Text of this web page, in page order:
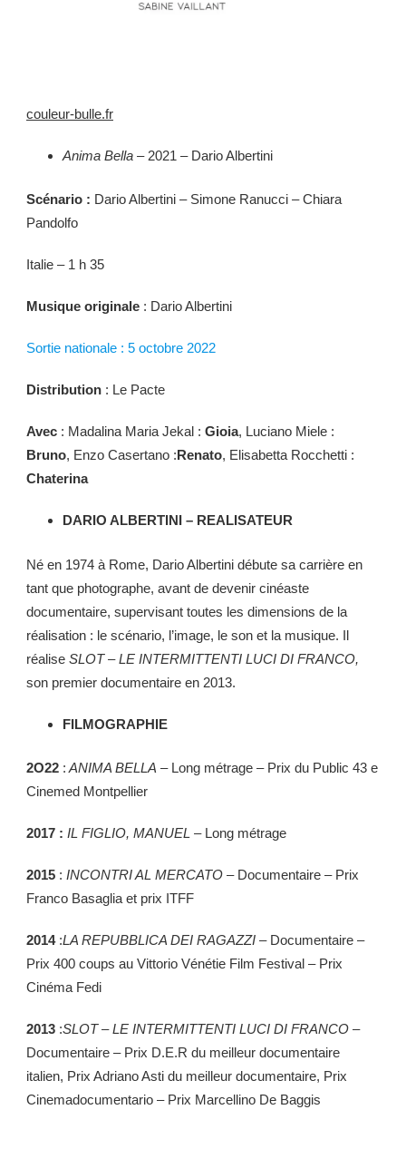
couleur-bulle.fr
Anima Bella – 2021 – Dario Albertini
Scénario : Dario Albertini – Simone Ranucci – Chiara
Pandolfo
Italie – 1 h 35
Musique originale : Dario Albertini
Sortie nationale : 5 octobre 2022
Distribution : Le Pacte
Avec : Madalina Maria Jekal : Gioia, Luciano Miele :
Bruno, Enzo Casertano : Renato, Elisabetta Rocchetti :
Chaterina
DARIO ALBERTINI – REALISATEUR
Né en 1974 à Rome, Dario Albertini débute sa carrière en
tant que photographe, avant de devenir cinéaste
documentaire, supervisant toutes les dimensions de la
réalisation : le scénario, l’image, le son et la musique. Il
réalise SLOT – LE INTERMITTENTI LUCI DI FRANCO,
son premier documentaire en 2013.
FILMOGRAPHIE
2O22 :ANIMA BELLA – Long métrage – Prix du Public 43 e
Cinemed Montpellier
2017 : IL FIGLIO, MANUEL – Long métrage
2015 : INCONTRI AL MERCATO – Documentaire – Prix
Franco Basaglia et prix ITFF
2014:LA REPUBBLICA DEI RAGAZZI – Documentaire –
Prix 400 coups au Vittorio Vénétie Film Festival – Prix
Cinéma Fedi
2013 :SLOT – LE INTERMITTENTI LUCI DI FRANCO –
Documentaire – Prix D.E.R du meilleur documentaire
italien, Prix Adriano Asti du meilleur documentaire, Prix
Cinemadocumentario – Prix Marcellino De Baggis